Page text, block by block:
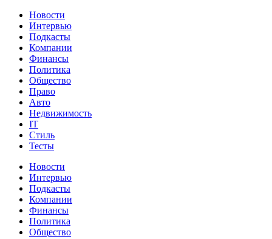
Новости
Интервью
Подкасты
Компании
Финансы
Политика
Общество
Право
Авто
Недвижимость
IT
Стиль
Тесты
Новости
Интервью
Подкасты
Компании
Финансы
Политика
Общество